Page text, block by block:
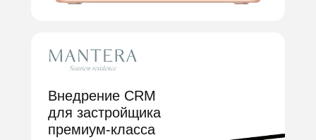
Внедрение CRM
для застройщика
премиум-класса